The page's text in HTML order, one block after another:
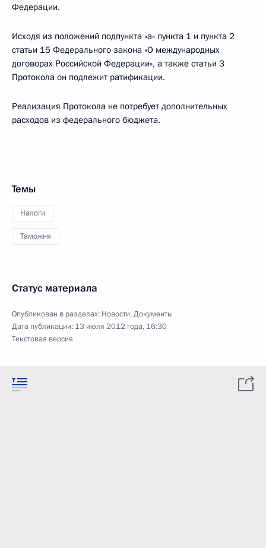
Федерации.
Исходя из положений подпункта «а» пункта 1 и пункта 2
статьи 15 Федерального закона «О международных
договорах Российской Федерации», а также статьи 3
Протокола он подлежит ратификации.
Реализация Протокола не потребует дополнительных
расходов из федерального бюджета.
Темы
Налоги
Таможня
Статус материала
Опубликован в разделах: Новости,Документы
Дата публикации: 13 июля 2012 года, 16:30
Текстовая версия